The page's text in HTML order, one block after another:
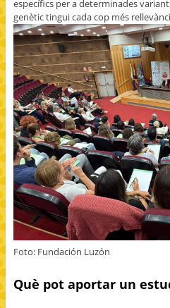
específics per a determinades
genètic tingui cada cop més
Foto: Fundación Luzón
Què pot aportar un